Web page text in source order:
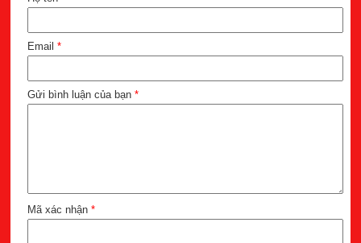
Email *
Gửi bình luận của bạn *
Mã xác nhận *